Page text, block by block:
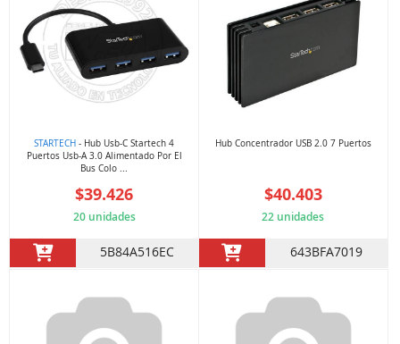
STARTECH - Hub Usb-C Startech 4
Puertos Usb-A 3.0 Alimentado Por El
Bus Colo ...
$39.426
20 unidades
5B84A516EC
Hub Concentrador USB 2.0 7 Puertos
$40.403
22 unidades
643BFA7019